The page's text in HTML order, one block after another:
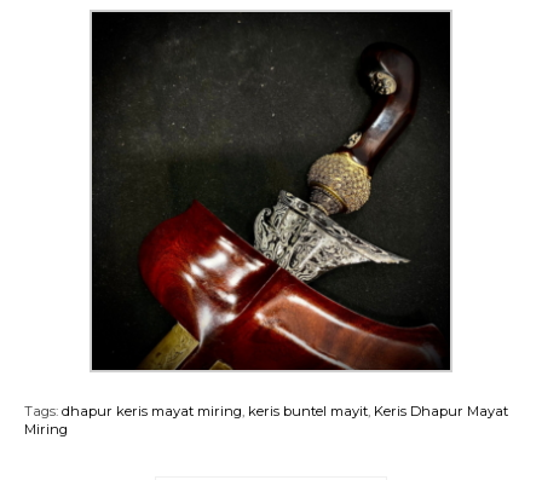
Tags: dhapur keris mayat miring, keris buntel mayit, Keris Dhapur Mayat
Miring